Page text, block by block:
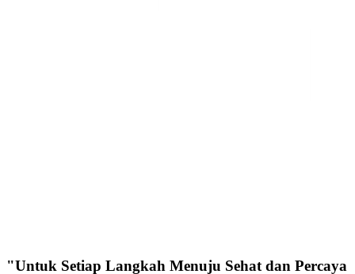
"Untuk Setiap Langkah Menuju Sehat dan Percaya